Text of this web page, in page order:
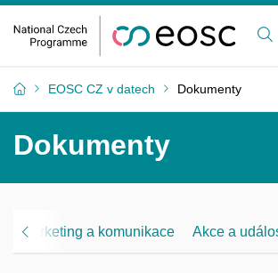
EOSC CZ v datech Dokumenty
Dokumenty
Marketing a komunikace Akce a